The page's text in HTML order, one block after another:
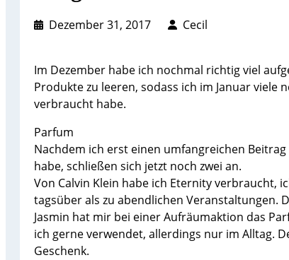
Dezember 31, 2017 Cecil
Im Dezember habe ich nochmal richtig viel
Produkte zu leeren, sodass ich im Januar viele
verbraucht habe.
Parfum
Nachdem ich erst einen umfangreichen
habe, schließen sich jetzt noch zwei an.
Von Calvin Klein habe ich Eternity verbraucht,
tagsüber als zu abendlichen Veranstaltungen.
Jasmin hat mir bei einer Aufräumaktion das
ich gerne verwendet, allerdings nur im Alltag.
Geschenk.